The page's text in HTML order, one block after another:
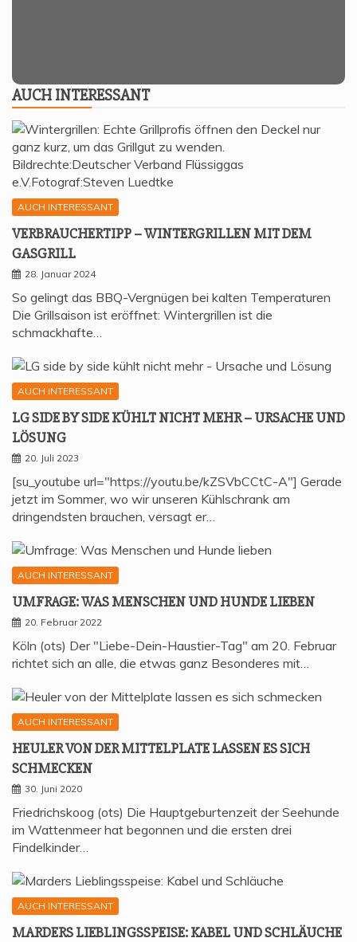
AUCH INTER­ES­SANT
AUCH INTERESSANT
VER­BRAU­CHER­TIPP – WIN­TER­GRIL­LEN MIT DEM
GASGRILL
28. Januar 2024
So gelingt das BBQ-Vergnügen bei kalten Temperaturen
Die Grillsaison ist eröffnet: Wintergrillen ist die
schmackhafte…
AUCH INTERESSANT
LG SIDE BY SIDE KÜHLT NICHT MEHR – URSA­CHE UND
LÖSUNG
20. Juli 2023
[su_youtube url="https://youtu.be/kZSVbCCtC-A"] Gerade
jetzt im Sommer, wo wir unseren Kühlschrank am
dringendsten brauchen, versagt er…
AUCH INTERESSANT
UMFRA­GE: WAS MEN­SCHEN UND HUN­DE LIEBEN
20. Februar 2022
Köln (ots) Der "Liebe-Dein-Haustier-Tag" am 20. Februar
richtet sich an alle, die etwas ganz Besonderes mit…
AUCH INTERESSANT
HEU­LER VON DER MIT­TEL­P­LA­TE LAS­SEN ES SICH
SCHMECKEN
30. Juni 2020
Friedrichskoog (ots) Die Hauptgeburtenzeit der Seehunde
im Wattenmeer hat begonnen und die ersten drei
Findelkinder…
AUCH INTERESSANT
MAR­DERS LIEB­LINGS­SPEI­SE: KABEL UND SCHLÄUCHE